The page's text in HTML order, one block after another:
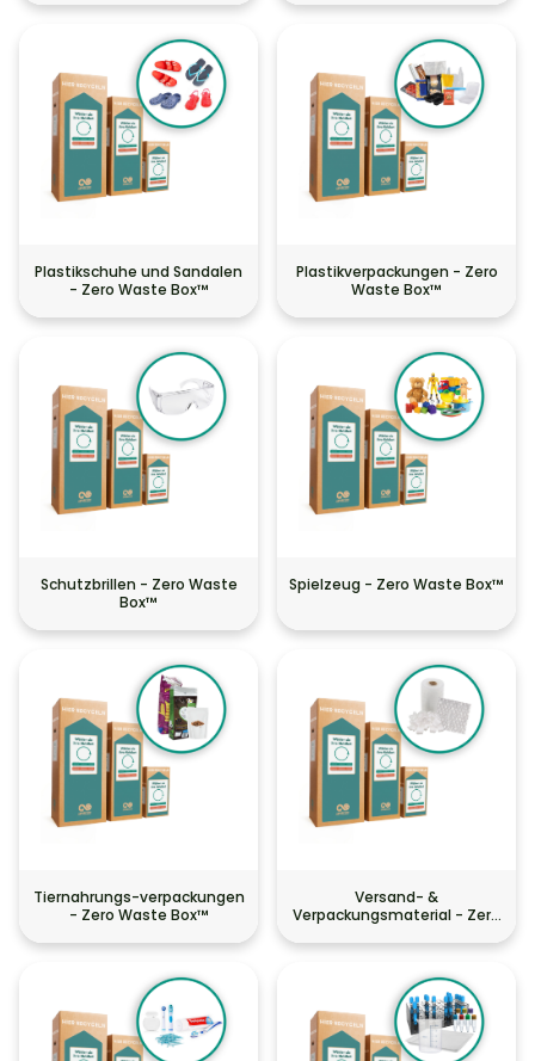
Plastikschuhe und Sandalen
- Zero Waste Box™
Plastikverpackungen - Zero
Waste Box™
Schutzbrillen - Zero Waste
Box™
Spielzeug - Zero Waste Box™
Tiernahrungs-verpackungen
- Zero Waste Box™
Versand- &
Verpackungsmaterial - Zero